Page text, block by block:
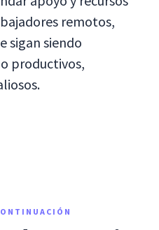
remotos,
sigan siendo
productivos,